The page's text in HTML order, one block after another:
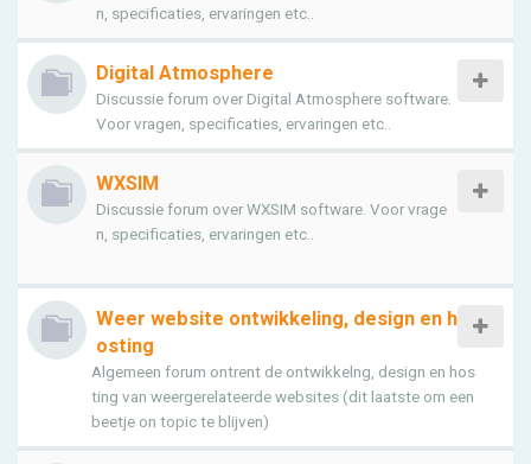
n, specificaties, ervaringen etc..
Digital Atmosphere
Discussie forum over Digital Atmosphere software.
Voor vragen, specificaties, ervaringen etc..
WXSIM
Discussie forum over WXSIM software. Voor vrage
n, specificaties, ervaringen etc..
Weer website ontwikkeling, design en h
osting
Algemeen forum ontrent de ontwikkelng, design en hos
ting van weergerelateerde websites (dit laatste om een
beetje on topic te blijven)